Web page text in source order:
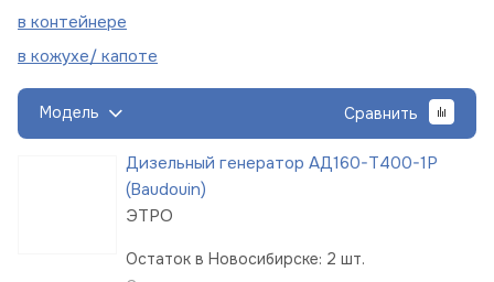
в контейнере
в кожухе/ капоте
Модель Сравнить
Дизельный генератор АД160-Т400-1Р
(Baudouin)
ЭТРО
Остаток в Новосибирске: 2 шт.